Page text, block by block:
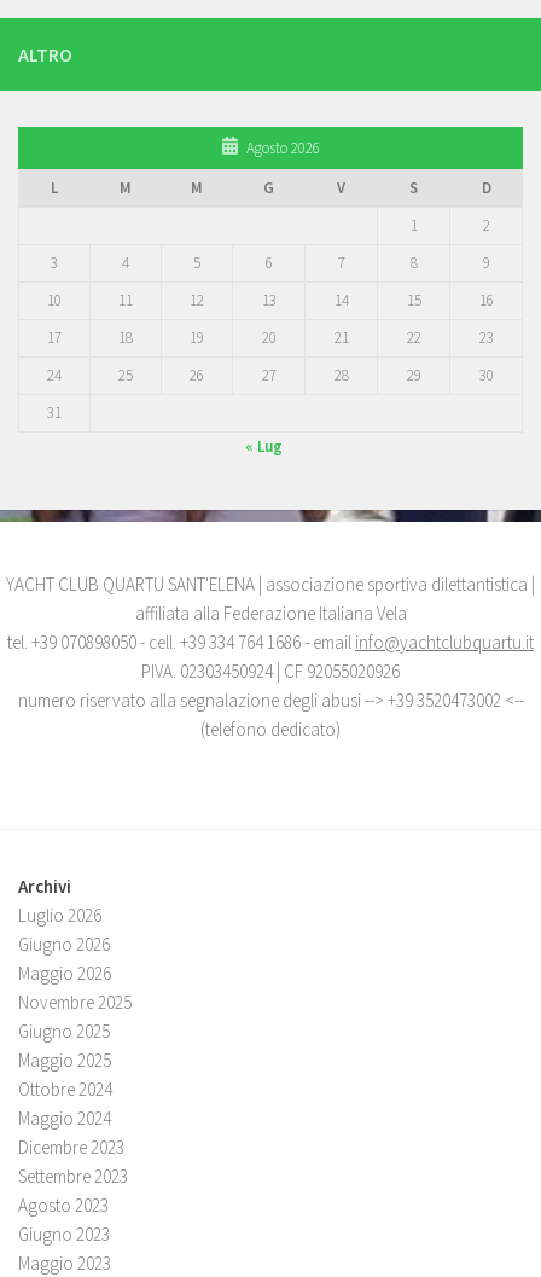
ALTRO
Agosto 2026
L
M M G V S
D
1
2
3
4 5 6 7 8
9
10
11 12 13 14 15
16
17
18 19 20 21 22
23
24
25 26 27 28 29
30
31
« Lug
YACHT CLUB QUARTU SANT'ELENA | associazione sportiva dilettantistica |
affiliata alla Federazione Italiana Vela
tel. +39 070898050 - cell. +39 334 764 1686 - email info@yachtclubquartu.it
PIVA. 02303450924 | CF 92055020926
numero riservato alla segnalazione degli abusi --> +39 3520473002 <--
(telefono dedicato)
Archivi
Luglio 2026
Giugno 2026
Maggio 2026
Novembre 2025
Giugno 2025
Maggio 2025
Ottobre 2024
Maggio 2024
Dicembre 2023
Settembre 2023
Agosto 2023
Giugno 2023
Maggio 2023